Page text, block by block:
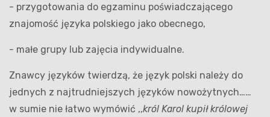
- przygotowania do egzaminu poświadczającego
znajomość języka polskiego jako obecnego,
- małe grupy lub zajęcia indywidualne.
Znawcy języków twierdzą, że język polski należy do
jednych z najtrudniejszych języków nowożytnych……
w sumie nie łatwo wymówić ,,król Karol kupił królowej